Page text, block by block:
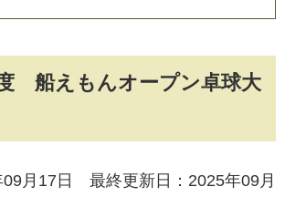
船えもんオープン卓球大
09月17日 最終更新日：2025年09月